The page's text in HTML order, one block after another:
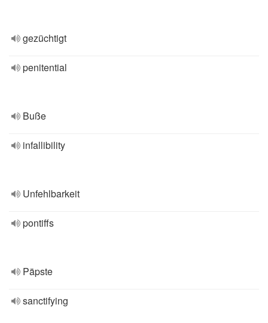
gezüchtigt
penitential
Buße
infallibility
Unfehlbarkeit
pontiffs
Päpste
sanctifying